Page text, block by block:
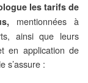
les tarifs de
mentionnées à
ainsi que leurs
en application de
s’assure :